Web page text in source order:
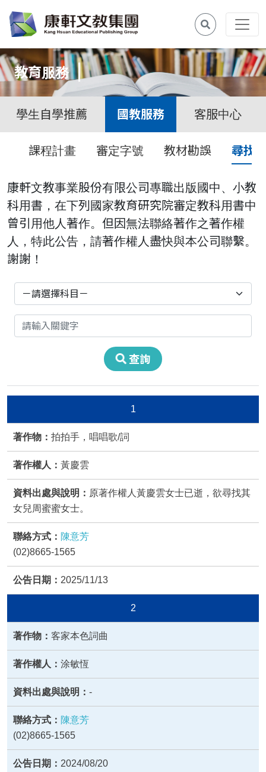
教育服務
學生自學推薦 國教服務 客服中心
課程計畫 審定字號 教材勘誤 尋找
康軒文教事業股份有限公司專職出版國中、小教
科用書，在下列國家教育研究院審定教科用書中
曾引用他人著作。但因無法聯絡著作之著作權
人，特此公告，請著作權人盡快與本公司聯繫。
謝謝！
請選擇科目
請輸入關鍵字
查詢
1
拍拍手，唱唱歌/詞
黃慶雲
原著作權人黃慶雲女士已逝，欲尋找其
女兒周蜜蜜女士。
陳意芳
(02)8665-1565
2025/11/13
2
客家本色詞曲
涂敏恆
-
陳意芳
(02)8665-1565
2024/08/20